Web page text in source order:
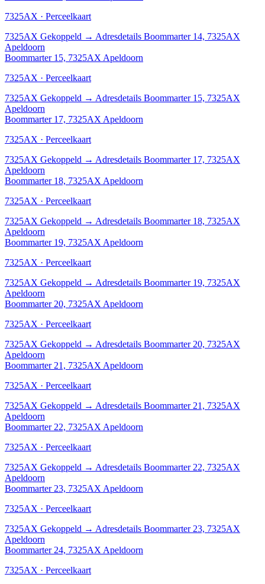
7325AX · Perceelkaart
7325AX Gekoppeld → Adresdetails Boommarter 14, 7325AX
Apeldoorn
Boommarter 15, 7325AX Apeldoorn
7325AX · Perceelkaart
7325AX Gekoppeld → Adresdetails Boommarter 15, 7325AX
Apeldoorn
Boommarter 17, 7325AX Apeldoorn
7325AX · Perceelkaart
7325AX Gekoppeld → Adresdetails Boommarter 17, 7325AX
Apeldoorn
Boommarter 18, 7325AX Apeldoorn
7325AX · Perceelkaart
7325AX Gekoppeld → Adresdetails Boommarter 18, 7325AX
Apeldoorn
Boommarter 19, 7325AX Apeldoorn
7325AX · Perceelkaart
7325AX Gekoppeld → Adresdetails Boommarter 19, 7325AX
Apeldoorn
Boommarter 20, 7325AX Apeldoorn
7325AX · Perceelkaart
7325AX Gekoppeld → Adresdetails Boommarter 20, 7325AX
Apeldoorn
Boommarter 21, 7325AX Apeldoorn
7325AX · Perceelkaart
7325AX Gekoppeld → Adresdetails Boommarter 21, 7325AX
Apeldoorn
Boommarter 22, 7325AX Apeldoorn
7325AX · Perceelkaart
7325AX Gekoppeld → Adresdetails Boommarter 22, 7325AX
Apeldoorn
Boommarter 23, 7325AX Apeldoorn
7325AX · Perceelkaart
7325AX Gekoppeld → Adresdetails Boommarter 23, 7325AX
Apeldoorn
Boommarter 24, 7325AX Apeldoorn
7325AX · Perceelkaart